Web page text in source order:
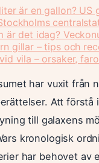
är en gallon? US
är det idag?
gillar – tips och
vila – orsaker,
har vuxit från
Att
till galaxens
kronologisk
har behovet